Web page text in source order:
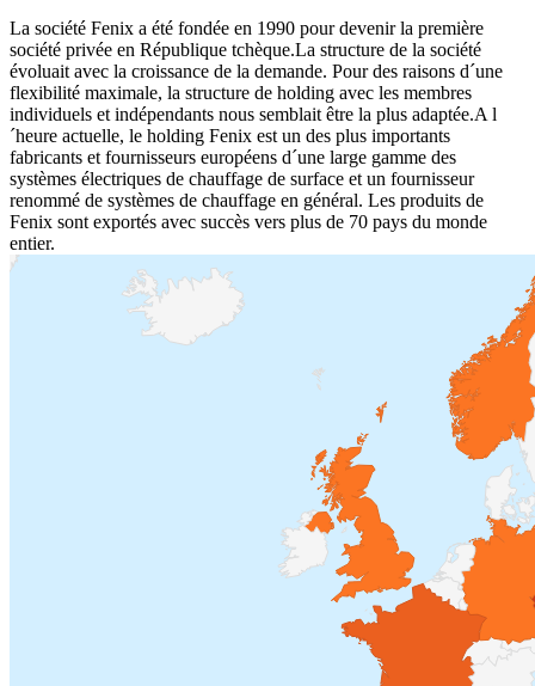
La société Fenix a été fondée en 1990 pour devenir la première
société privée en République tchèque.La structure de la société
évoluait avec la croissance de la demande. Pour des raisons d´une
flexibilité maximale, la structure de holding avec les membres
individuels et indépendants nous semblait être la plus adaptée.A l
´heure actuelle, le holding Fenix est un des plus importants
fabricants et fournisseurs européens d´une large gamme des
systèmes électriques de chauffage de surface et un fournisseur
renommé de systèmes de chauffage en général. Les produits de
Fenix sont exportés avec succès vers plus de 70 pays du monde
entier.